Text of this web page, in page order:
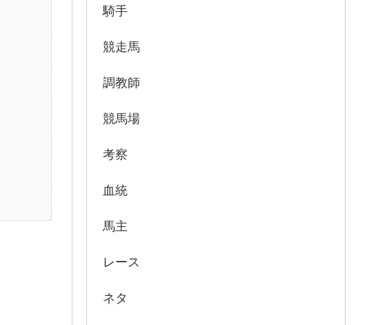
騎手
競走馬
調教師
競馬場
考察
血統
馬主
レース
ネタ